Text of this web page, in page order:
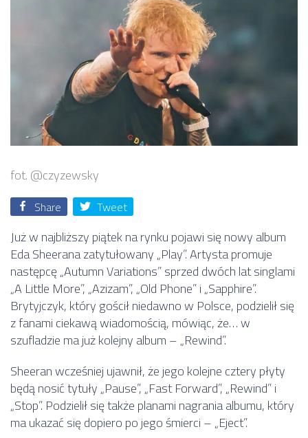
fot. @czyzewsky
Share Tweet
Już w najbliższy piątek na rynku pojawi się nowy album
Eda Sheerana zatytułowany „Play”. Artysta promuje
następcę „Autumn Variations” sprzed dwóch lat singlami
„A Little More”, „Azizam”, „Old Phone” i „Sapphire”.
Brytyjczyk, który gościł niedawno w Polsce, podzielił się
z fanami ciekawą wiadomością, mówiąc, że… w
szufladzie ma już kolejny album – „Rewind”.
Sheeran wcześniej ujawnił, że jego kolejne cztery płyty
będą nosić tytuły „Pause”, „Fast Forward”, „Rewind” i
„Stop”. Podzielił się także planami nagrania albumu, który
ma ukazać się dopiero po jego śmierci – „Eject”.